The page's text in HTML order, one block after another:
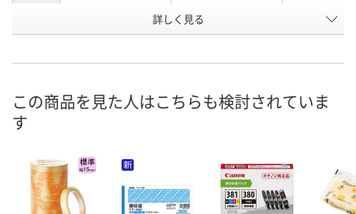
つけかえ つけかえ
AW37834 AW37826 AW36967
在庫 あり あり 入荷待ち
お届け日
数量
カゴへ カゴへ
お取り扱い
詳しく見る
この商品を見た人はこちらも検討されていま
す